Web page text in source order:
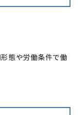
態や労働条件で働